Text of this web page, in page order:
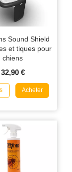
Sound Shield
et tiques pour
chiens
32,90 €
Acheter